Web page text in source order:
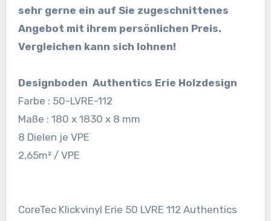
sehr gerne ein auf Sie zugeschnittenes
Angebot mit ihrem persönlichen Preis.
Vergleichen kann sich lohnen!
Designboden Authentics Erie Holzdesign
Farbe : 50-LVRE-112
Maße : 180 x 1830 x 8 mm
8 Dielen je VPE
2,65m² / VPE
CoreTec Klickvinyl Erie 50 LVRE 112 Authentics